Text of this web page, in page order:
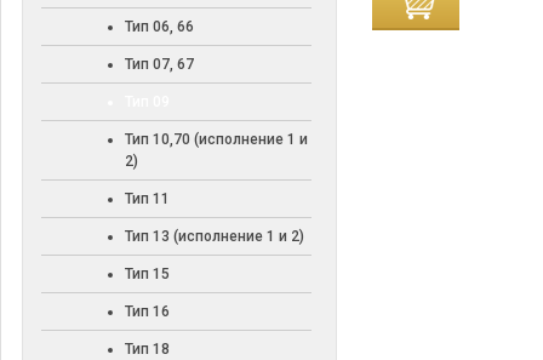
Тип 06, 66
Тип 07, 67
Тип 10,70 (исполнение 1 и
2)
Тип 11
Тип 13 (исполнение 1 и 2)
Тип 15
Тип 16
Тип 18